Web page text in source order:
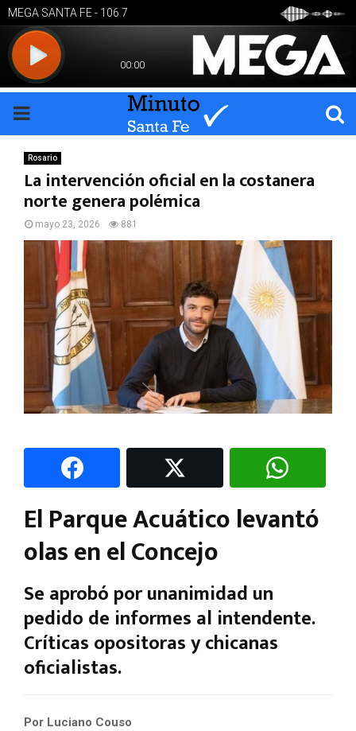
PRIMARY
MENU
Rosario
La intervención oficial en la costanera
norte genera polémica
mayo 23, 2026 881
El Parque Acuático levantó
olas en el Concejo
Se aprobó por unanimidad un
pedido de informes al intendente.
Críticas opositoras y chicanas
oficialistas.
Por Luciano Couso